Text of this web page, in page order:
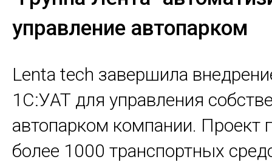
управление автопарком
Lenta tech завершила
1С:УАТ для управления
автопарком компании. Проект
более 1000 транспортных